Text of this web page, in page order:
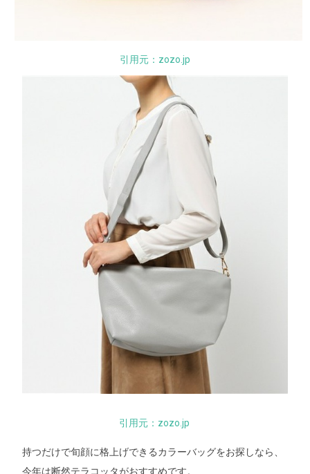
引用元：zozo.jp
引用元：zozo.jp
持つだけで旬顔に格上げできるカラーバッグをお探しなら、
今年は断然テラコッタがおすすめです。